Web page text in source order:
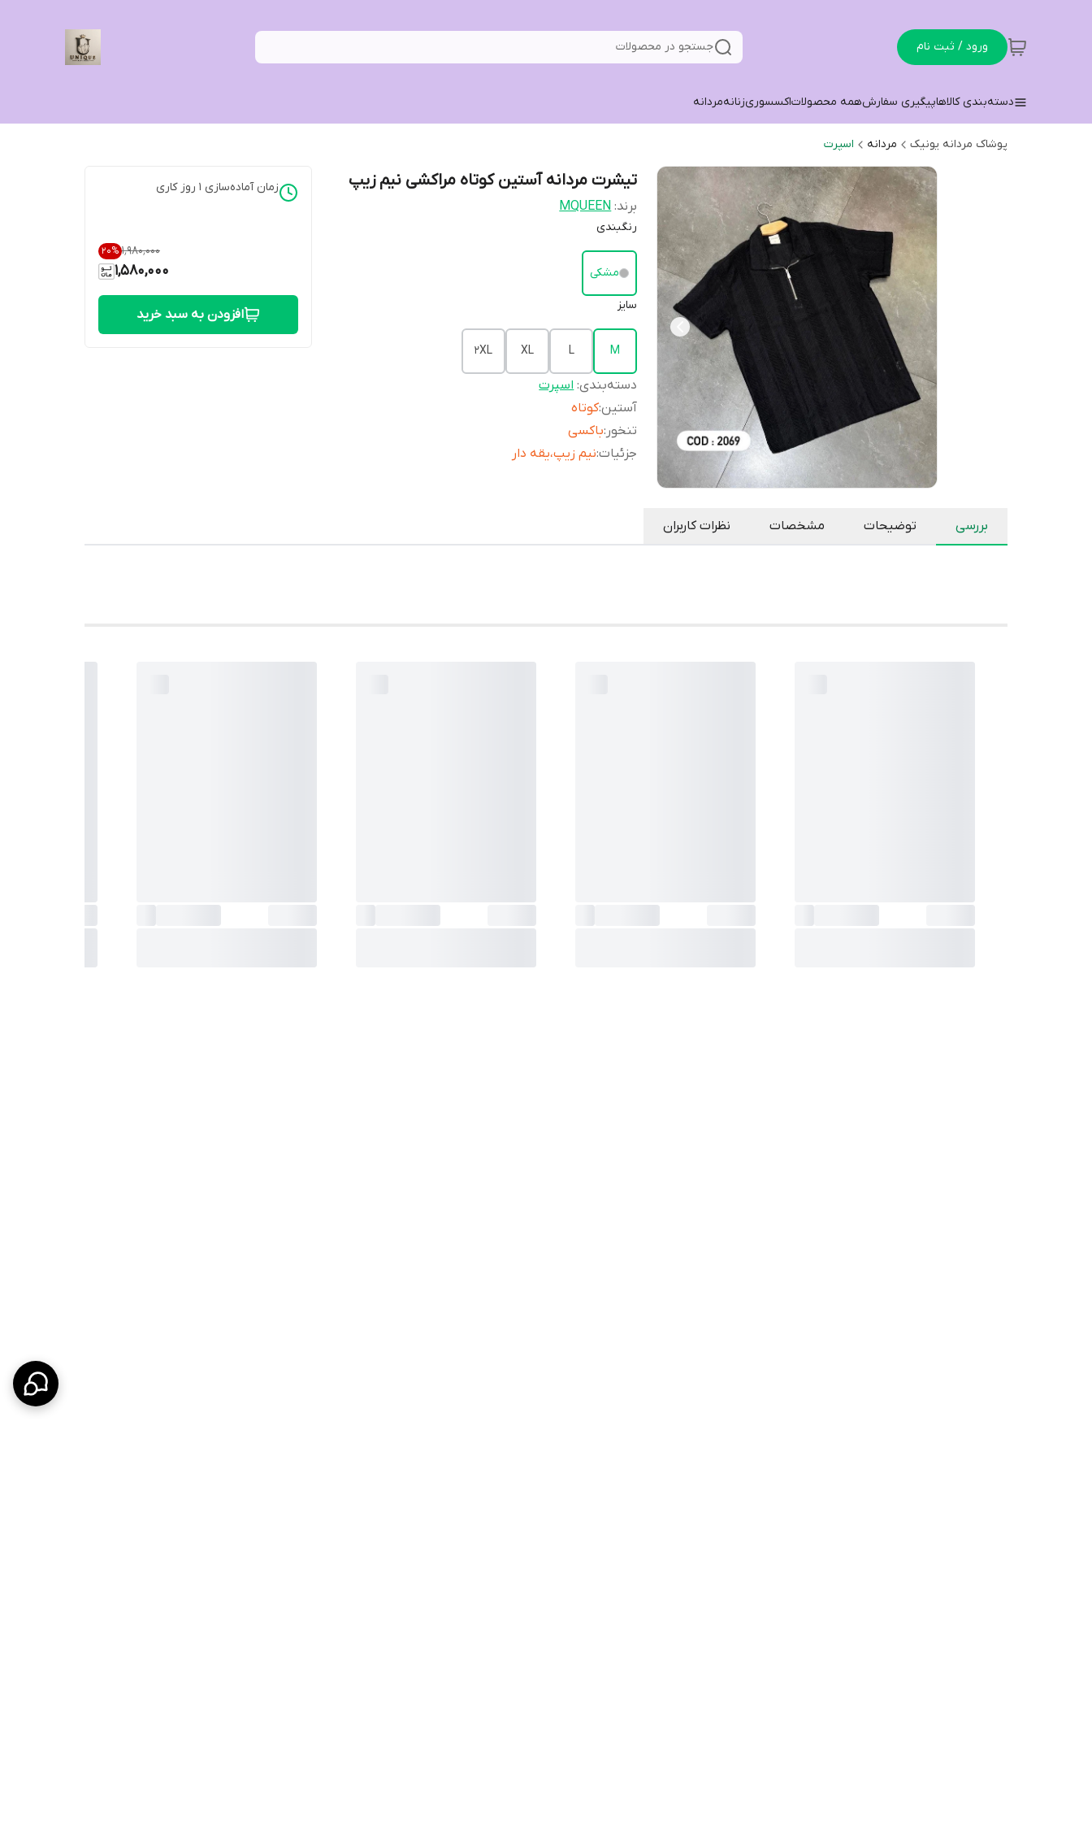
ورود / ثبت نام جستجو در محصولات
دسته‌بندی کالاهاپیگیری سفارشهمه محصولاتاکسسوریزنانهمردانه
پوشاک مردانه یونیک مردانه اسپرت
تیشرت مردانه آستین کوتاه مراکشی نیم زیپ
برند: MQUEEN
رنگبندی
مشکی
سایز
M
L
XL
2XL
دسته‌بندی:اسپرت
آستین:کوتاه
تنخور :باکسی
جزئیات:نیم زیپ،یقه دار
زمان آماده‌سازی 1 روز کاری
۱٬۹۸۰٬۰۰۰ 20%
1,580,000
افزودن به سبد خرید
بررسی توضیحات مشخصات نظرات کاربران